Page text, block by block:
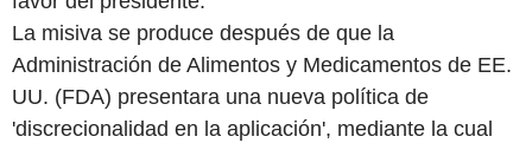
La misiva se produce después de que la
Administración de Alimentos y Medicamentos de EE.
UU. (FDA) presentara una nueva política de
'discrecionalidad en la aplicación', mediante la cual